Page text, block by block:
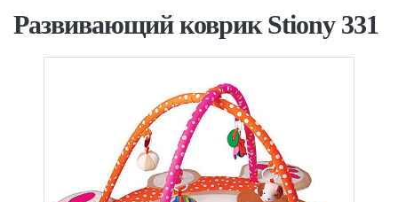
Развивающий коврик Stiony 331